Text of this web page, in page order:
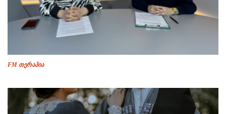
FM თერაპია